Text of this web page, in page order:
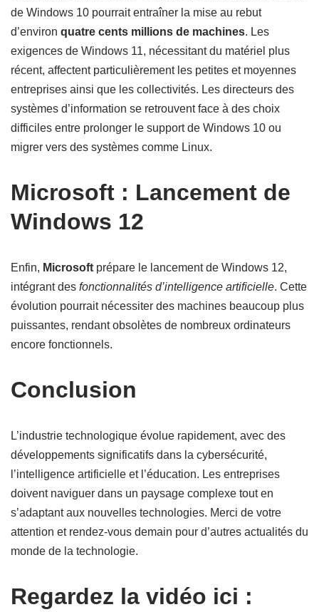
de Windows 10 pourrait entraîner la mise au rebut
d’environ quatre cents millions de machines. Les
exigences de Windows 11, nécessitant du matériel plus
récent, affectent particulièrement les petites et moyennes
entreprises ainsi que les collectivités. Les directeurs des
systèmes d’information se retrouvent face à des choix
difficiles entre prolonger le support de Windows 10 ou
migrer vers des systèmes comme Linux.
Microsoft : Lancement de
Windows 12
Enfin, Microsoft prépare le lancement de Windows 12,
intégrant des fonctionnalités d’intelligence artificielle. Cette
évolution pourrait nécessiter des machines beaucoup plus
puissantes, rendant obsolètes de nombreux ordinateurs
encore fonctionnels.
Conclusion
L’industrie technologique évolue rapidement, avec des
développements significatifs dans la cybersécurité,
l’intelligence artificielle et l’éducation. Les entreprises
doivent naviguer dans un paysage complexe tout en
s’adaptant aux nouvelles technologies. Merci de votre
attention et rendez-vous demain pour d’autres actualités du
monde de la technologie.
Regardez la vidéo ici :